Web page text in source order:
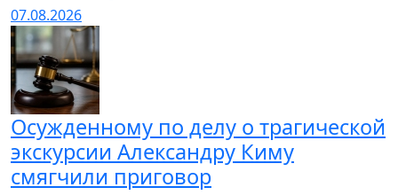
07.08.2026
Осужденному по делу о трагической
экскурсии Александру Киму
смягчили приговор